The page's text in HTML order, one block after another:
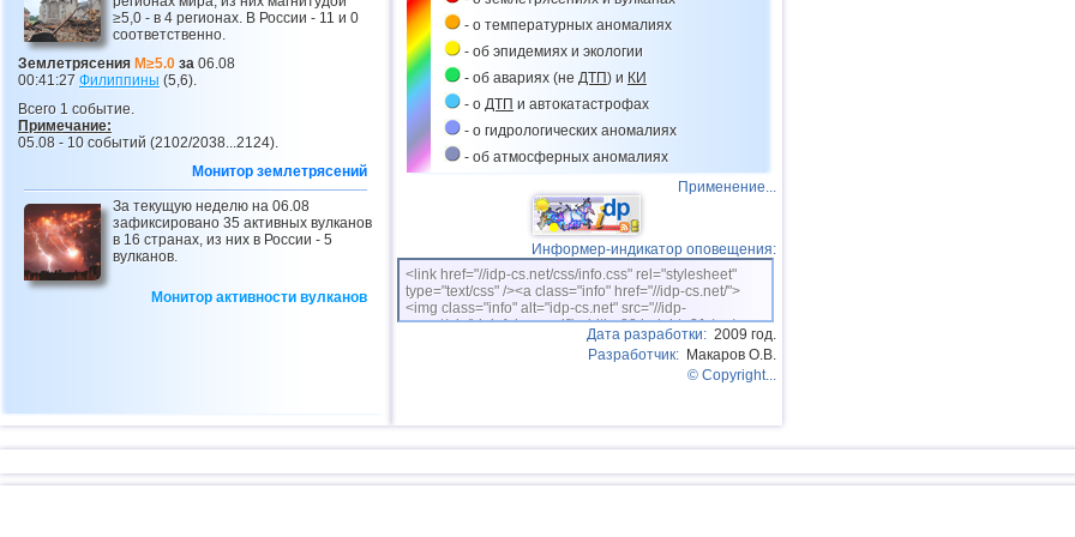
≥5,0 - в 4 регионах. В России - 11 и 0
соответственно.
Землетрясения M≥5.0 за 06.08
00:41:27 Филиппины (5,6).
Всего 1 событие.
Примечание:
05.08 - 10 событий (2102/2038...2124).
Монитор землетрясений
За текущую неделю на 06.08
зафиксировано 35 активных вулканов
в 16 странах, из них в России - 5
вулканов.
Монитор активности вулканов
- о температурных аномалиях
- об эпидемиях и экологии
- об авариях (не ДТП) и КИ
- о ДТП и автокатастрофах
- о гидрологических аномалиях
- об атмосферных аномалиях
Применение...
Информер-индикатор оповещения:
<link href="//idp-cs.net/css/info.css" rel="stylesheet"
type="text/css" /><a class="info" href="//idp-cs.net/">
<img class="info" alt="idp-cs.net" src="//idp-
cs.net/pix/idpinfok_sm.gif" width=88 height=31 /></a>
Дата разработки: 2009 год.
Разработчик: Макаров О.В.
© Copyright...